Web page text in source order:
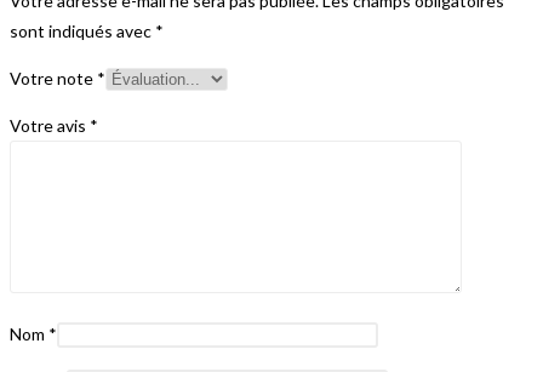
sont indiqués avec *
Votre note *
Votre avis *
Nom *